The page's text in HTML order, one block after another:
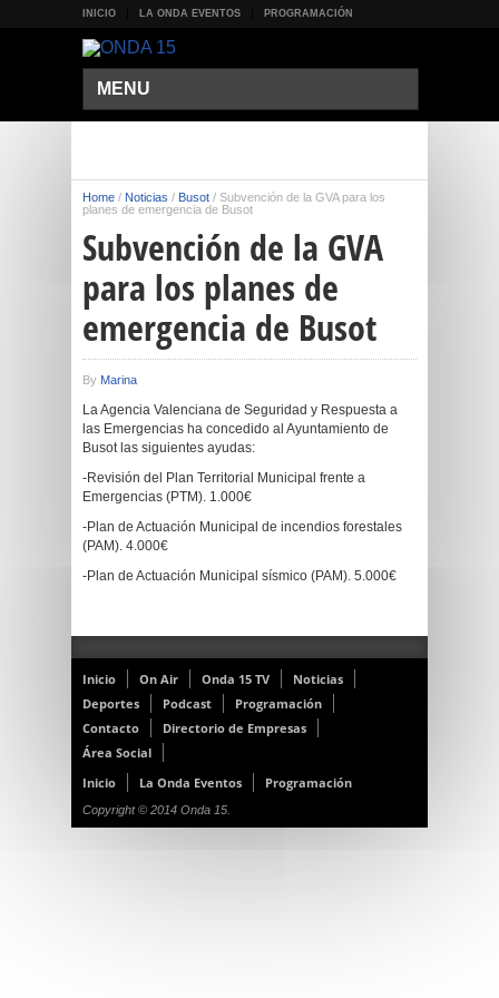
INICIO LA ONDA EVENTOS PROGRAMACIÓN
MENU
Home / Noticias / Busot / Subvención de la GVA para los
planes de emergencia de Busot
Subvención de la GVA
para los planes de
emergencia de Busot
By Marina
La Agencia Valenciana de Seguridad y Respuesta a
las Emergencias ha concedido al Ayuntamiento de
Busot las siguientes ayudas:
-Revisión del Plan Territorial Municipal frente a
Emergencias (PTM). 1.000€
-Plan de Actuación Municipal de incendios forestales
(PAM). 4.000€
-Plan de Actuación Municipal sísmico (PAM). 5.000€
Inicio On Air Onda 15 TV
Noticias
Deportes
Podcast
Programación
Contacto
Directorio de Empresas
Área Social
Inicio
La Onda Eventos Programación
Copyright © 2014 Onda 15.